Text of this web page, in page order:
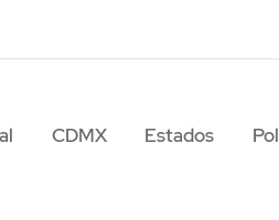
CDMX Estados